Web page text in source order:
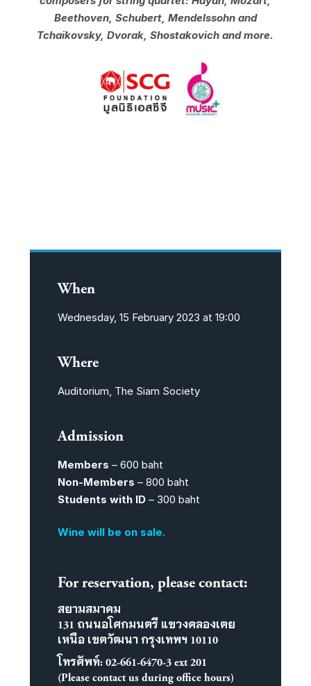
Beethoven, Schubert, Mendelssohn and
Tchaikovsky, Dvorak, Shostakovich and more.
When
Wednesday, 15 February 2023 at 19:00
Where
Auditorium, The Siam Society
Admission
Members – 600 baht
Non-Members – 800 baht
Students with ID– 300 baht
Wine will be on sale.
For reservation, please contact:
สยามสมาคม
131 ถนนอโศกมนตรี แขวงคลองเตย
เหนือ เขตวัฒนา กรุงเทพฯ 10110
โทรศัพท์:02-661-6470-3 ext 201
(Please contact us during office hours)